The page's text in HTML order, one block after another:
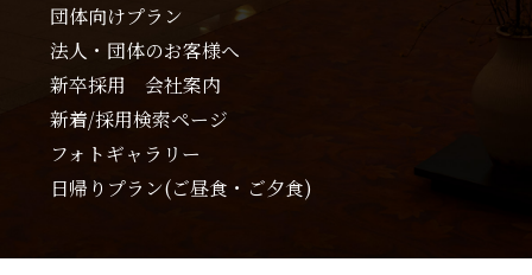
団体向けプラン
法人・団体のお客様へ
新卒採用 会社案内
新着/採用検索ページ
フォトギャラリー
日帰りプラン(ご昼食・ご夕食)